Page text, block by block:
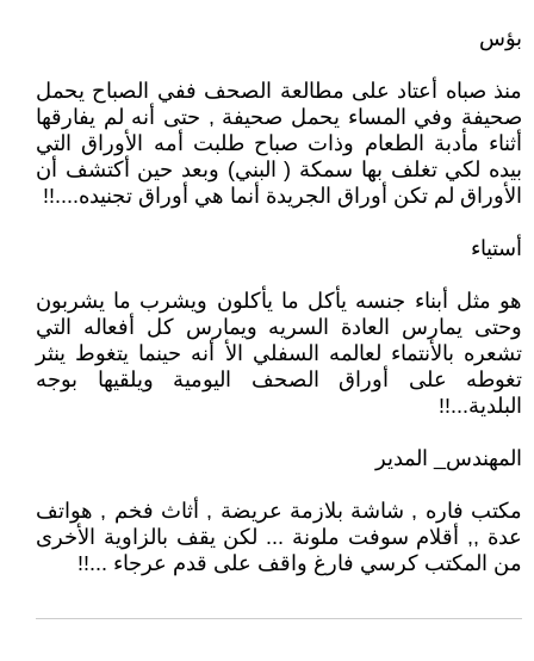
بؤس
منذ صباه أعتاد على مطالعة الصحف ففي الصباح يحمل
صحيفة وفي المساء يحمل صحيفة , حتى أنه لم يفارقها
أثناء مأدبة الطعام وذات صباح طلبت أمه الأوراق التي
بيده لكي تغلف بها سمكة ( البني) وبعد حين أكتشف أن
الأوراق لم تكن أوراق الجريدة أنما هي أوراق تجنيده....!!
أستياء
هو مثل أبناء جنسه يأكل ما يأكلون ويشرب ما يشربون
وحتى يمارس العادة السريه ويمارس كل أفعاله التي
تشعره بالأنتماء لعالمه السفلي الأ أنه حينما يتغوط ينثر
تغوطه على أوراق الصحف اليومية ويلقيها بوجه
البلدية...!!
المهندس_ المدير
مكتب فاره , شاشة بلازمة عريضة , أثاث فخم , هواتف
عدة ,, أقلام سوفت ملونة ... لكن يقف بالزاوية الأخرى
من المكتب كرسي فارغ واقف على قدم عرجاء ...!!